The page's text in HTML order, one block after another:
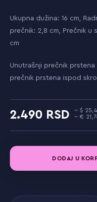
Ukupna dužina: 16 cm,
prečnik: 2,8 cm, Prečnik u
cm
Unutrašnji prečnik prstena
prečnik prstena ispod
2.490
DODAJ U